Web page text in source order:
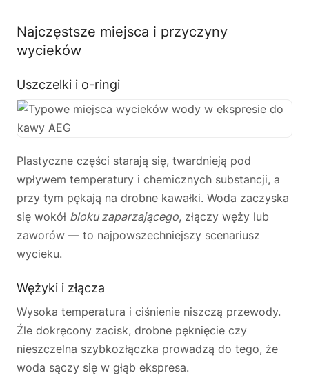
Najczęstsze miejsca i przyczyny
wycieków
Uszczelki i o-ringi
Plastyczne części starają się, twardnieją pod
wpływem temperatury i chemicznych substancji, a
przy tym pękają na drobne kawałki. Woda zaczyska
się wokół bloku zaparzającego, złączy węży lub
zaworów — to najpowszechniejszy scenariusz
wycieku.
Wężyki i złącza
Wysoka temperatura i ciśnienie niszczą przewody.
Źle dokręcony zacisk, drobne pęknięcie czy
nieszczelna szybkozłączka prowadzą do tego, że
woda sączy się w głąb ekspresa.